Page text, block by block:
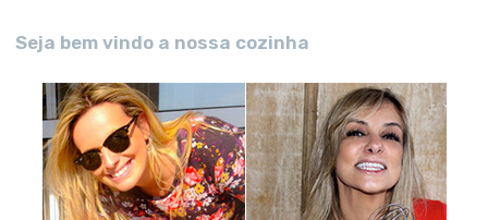
Seja bem vindo a nossa cozinha